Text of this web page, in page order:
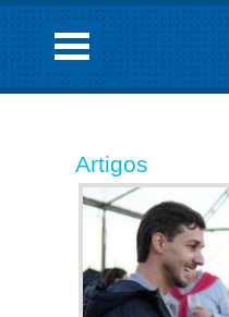
Artigos